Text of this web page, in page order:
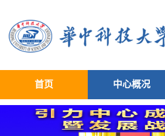
首页 中心概况